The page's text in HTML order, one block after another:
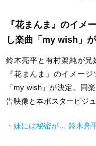
『花まんま』のイメ
し楽曲「my wish」
鈴木亮平と有村架純が
『花まんま』のイメー
「my wish」が決定。同
告映像と本ポスタービジ
・妹には秘密が… 鈴木亮